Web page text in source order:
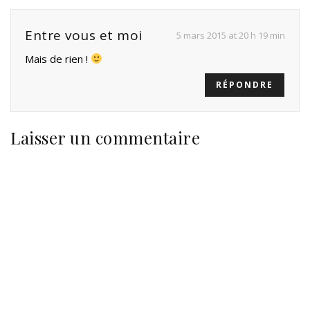
Entre vous et moi 5 mars 2015 at 20 h 19 min
Mais de rien !
RÉPONDRE
Laisser un commentaire